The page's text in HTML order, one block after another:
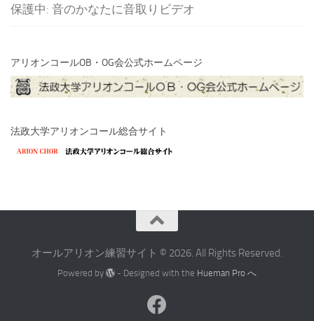
保護中: 音のかなたに音取りビデオ
アリオンコールOB・OG会公式ホームページ
法政大学アリオンコール総合サイト
オールアリオン練習サイト © 2026. All Rights Reserved.
Powered by - Designed with the Hueman Pro へ